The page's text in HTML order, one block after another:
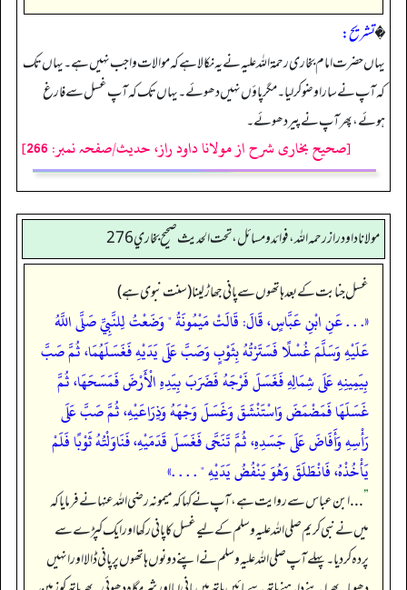
�تشریح:
یہاں حضرت امام بخاری رحمۃ اللہ علیہ نے یہ نکالا ہے کہ موالات واجب نہیں ہے۔ یہاں تک
کہ آپ نے سارا وضو کر لیا۔ مگر پاؤں نہیں دھوئے۔ یہاں تک کہ آپ غسل سے فارغ
ہوئے، پھر آپ نے پیر دھوئے۔
[صحیح بخاری شرح از مولانا داود راز، حدیث/صفحہ نمبر: 266]
مولانا داود راز رحمه الله، فوائد و مسائل، تحت الحديث صحيح بخاري 276
غسل جنابت کے بعد ہاتھوں سے پانی جھاڑ لینا (سنت نبوی ہے)
«. . . عَنِ ابْنِ عَبَّاسٍ، قَالَ: قَالَتْ مَيْمُونَةُ " وَضَعْتُ لِلنَّبِيِّ صَلَّى اللَّهُ
عَلَيْهِ وَسَلَّمَ غُسْلًا فَسَتَرْتُهُ بِثَوْبٍ وَصَبَّ عَلَى يَدَيْهِ فَغَسَلَهُمَا، ثُمَّ صَبَّ
بِيَمِينِهِ عَلَى شِمَالِهِ فَغَسَلَ فَرْجَهُ فَضَرَبَ بِيَدِهِ الْأَرْضَ فَمَسَحَهَا، ثُمَّ
غَسَلَهَا فَمَضْمَضَ وَاسْتَنْشَقَ وَغَسَلَ وَجْهَهُ وَذِرَاعَيْهِ، ثُمَّ صَبَّ عَلَى
رَأْسِهِ وَأَفَاضَ عَلَى جَسَدِهِ، ثُمَّ تَنَحَّى فَغَسَلَ قَدَمَيْهِ، فَنَاوَلْتُهُ ثَوْبًا فَلَمْ
يَأْخُذْهُ، فَانْطَلَقَ وَهُوَ يَنْفُضُ يَدَيْهِ " . . . .»
”. . . ابن عباس سے روایت ہے، آپ نے کہا کہ میمونہ رضی اللہ عنہا نے فرمایا کہ
میں نے نبی کریم صلی اللہ علیہ وسلم کے لیے غسل کا پانی رکھا اور ایک کپڑے سے
پردہ کر دیا۔ پہلے آپ صلی اللہ علیہ وسلم نے اپنے دونوں ہاتھوں پر پانی ڈالا اور انہیں